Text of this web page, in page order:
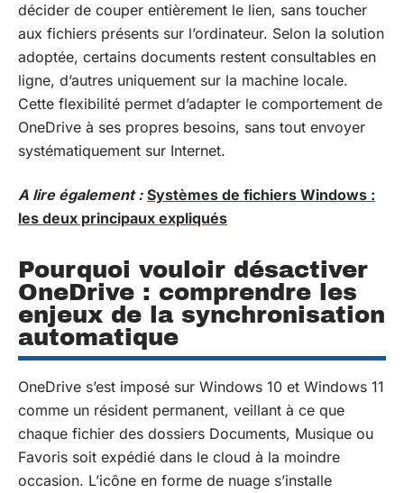
décider de couper entièrement le lien, sans toucher
aux fichiers présents sur l’ordinateur. Selon la solution
adoptée, certains documents restent consultables en
ligne, d’autres uniquement sur la machine locale.
Cette flexibilité permet d’adapter le comportement de
OneDrive à ses propres besoins, sans tout envoyer
systématiquement sur Internet.
A lire également : Systèmes de fichiers Windows :
les deux principaux expliqués
Pourquoi vouloir désactiver
OneDrive : comprendre les
enjeux de la synchronisation
automatique
OneDrive s’est imposé sur Windows 10 et Windows 11
comme un résident permanent, veillant à ce que
chaque fichier des dossiers Documents, Musique ou
Favoris soit expédié dans le cloud à la moindre
occasion. L’icône en forme de nuage s’installe